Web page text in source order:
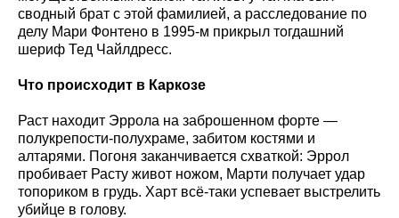
сводный брат с этой фамилией, а расследование по
делу Мари Фонтено в 1995-м прикрыл тогдашний
шериф Тед Чайлдресс.
Что происходит в Каркозе
Раст находит Эррола на заброшенном форте —
полукрепости-полухраме, забитом костями и
алтарями. Погоня заканчивается схваткой: Эррол
пробивает Расту живот ножом, Марти получает удар
топориком в грудь. Харт всё-таки успевает выстрелить
убийце в голову.